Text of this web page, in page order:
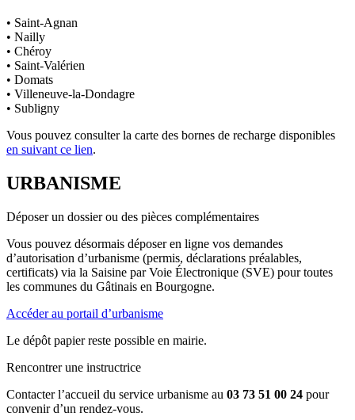
• Saint-Agnan
• Nailly
• Chéroy
• Saint-Valérien
• Domats
• Villeneuve-la-Dondagre
• Subligny
Vous pouvez consulter la carte des bornes de recharge disponibles
en suivant ce lien.
URBANISME
Déposer un dossier ou des pièces complémentaires
Vous pouvez désormais déposer en ligne vos demandes
d’autorisation d’urbanisme (permis, déclarations préalables,
certificats) via la Saisine par Voie Électronique (SVE) pour toutes
les communes du Gâtinais en Bourgogne.
Accéder au portail d’urbanisme
Le dépôt papier reste possible en mairie.
Rencontrer une instructrice
Contacter l’accueil du service urbanisme au 03 73 51 00 24 pour
convenir d’un rendez-vous.